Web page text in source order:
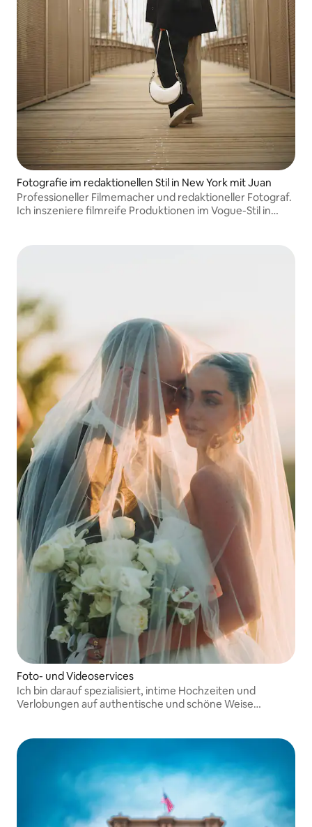
Fotografie im redaktionellen Stil in New York mit Juan
Professioneller Filmemacher und redaktioneller Fotograf.
Ich inszeniere filmreife Produktionen im Vogue-Stil in
Foto- und Videoservices
Ich bin darauf spezialisiert, intime Hochzeiten und
Verlobungen auf authentische und schöne Weise